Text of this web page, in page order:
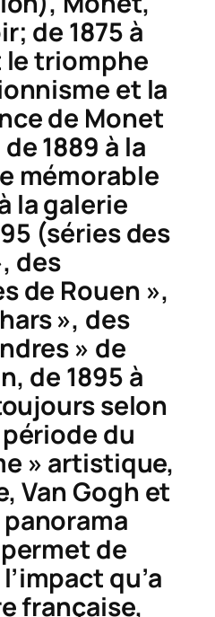
de 1875 à
le triomphe
et la
de Monet
1889 à la
mémorable
la galerie
(séries des
des
de Rouen »,
», des
» de
de 1895 à
selon
du
» artistique,
Van Gogh et
de
qu’a
française,